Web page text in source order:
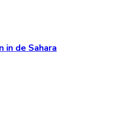
in de Sahara